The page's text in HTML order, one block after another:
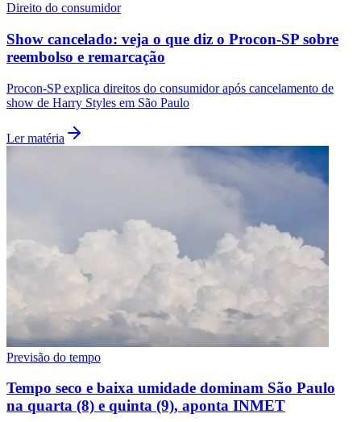
São Paulo
Direito do consumidor
Show cancelado: veja o que diz o Procon-SP sobre
reembolso e remarcação
Procon-SP explica direitos do consumidor após cancelamento de
show de Harry Styles em São Paulo
Ler matéria
Previsão do tempo
Tempo seco e baixa umidade dominam São Paulo
na quarta (8) e quinta (9), aponta INMET